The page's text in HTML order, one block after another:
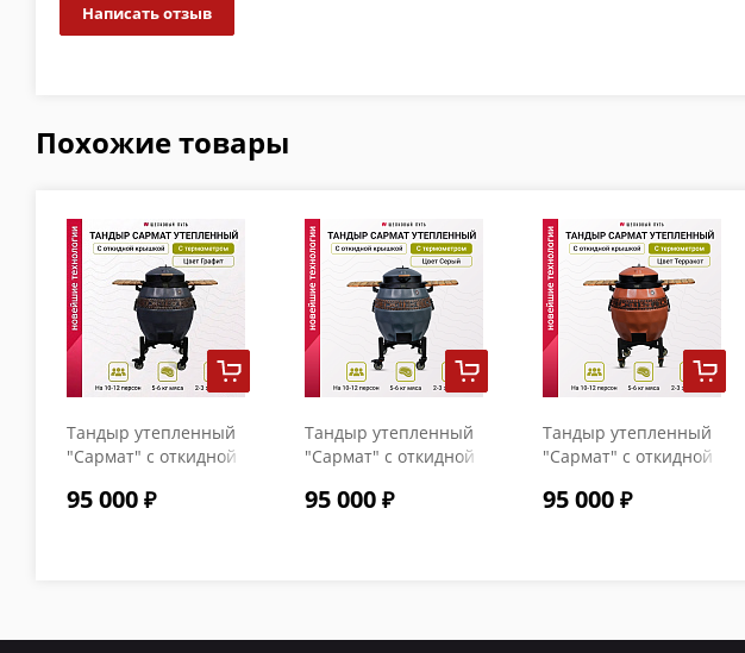
Написать отзыв
Похожие товары
Тандыр утепленный
"Сармат" с откидной
термометром цвет
95 000
Тандыр утепленный
"Сармат" с откидной
термометром цвет
95 000
Тандыр утепленный
"Сармат" с откидной
термометром цвет
95 000